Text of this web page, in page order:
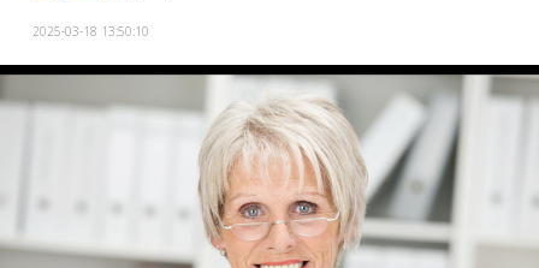
GROŽIS
SVEIKATA
PSICHOLOGIJA
2025-03-18 13:50:10